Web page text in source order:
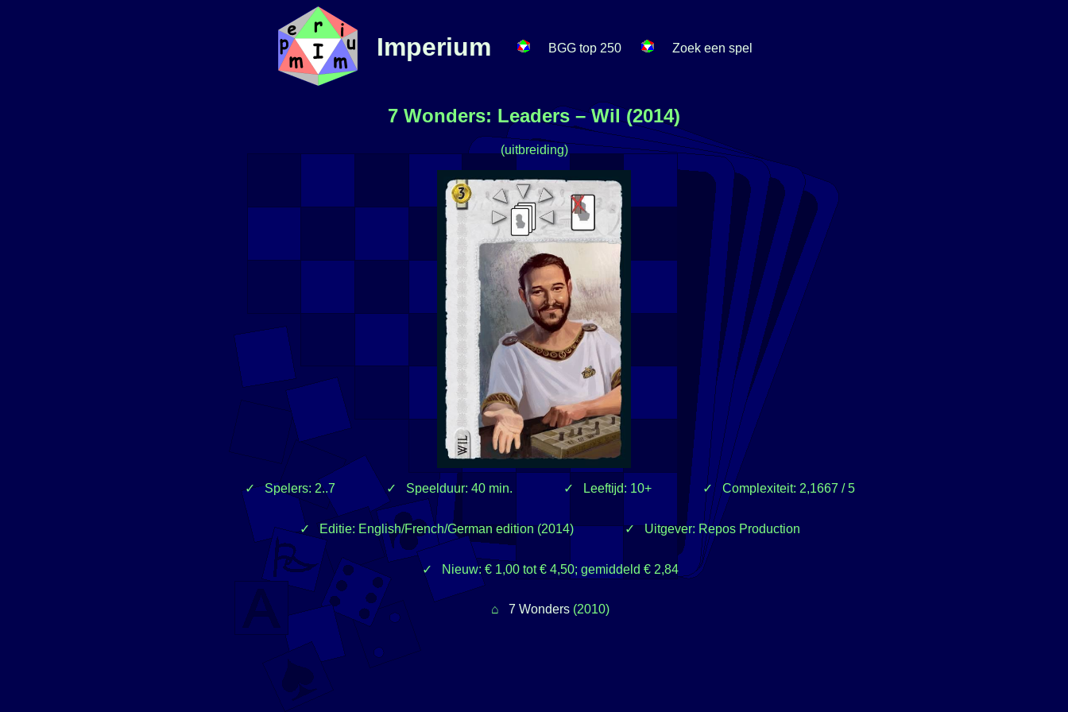
Imperium BGG top 250 Zoek een spel
7 Wonders: Leaders – Wil (2014)
(uitbreiding)
Spelers: 2..7 Speelduur: 40 min. Leeftĳd: 10+ Complexiteit: 2,1667 / 5
Editie: English/French/German edition (2014) Uitgever: Repos Production
Nieuw: € 1,00 tot € 4,50; gemiddeld € 2,84
7 Wonders(2010)